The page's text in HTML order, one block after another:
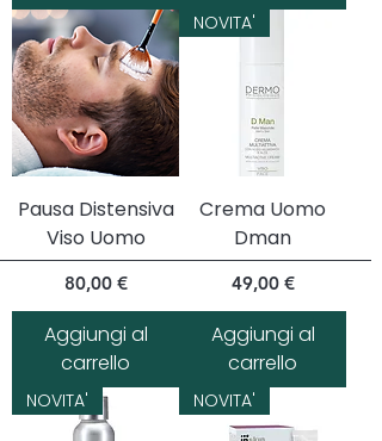
Pausa Distensiva
Viso Uomo
Prezzo
80,00 €
Aggiungi al
carrello
NOVITA'
Crema Uomo
Dman
Prezzo
49,00 €
Aggiungi al
carrello
NOVITA' NOVITA'